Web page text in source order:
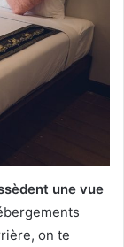
une vue
on te